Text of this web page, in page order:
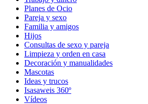
Planes de Ocio
Pareja y sexo
Familia y amigos
Hijos
Consultas de sexo y pareja
Limpieza y orden en casa
Decoración y manualidades
Mascotas
Ideas y trucos
Isasaweis 360º
Vídeos